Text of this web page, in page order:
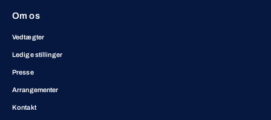
Om os
Vedtægter
Ledige stillinger
Presse
Arrangementer
Kontakt